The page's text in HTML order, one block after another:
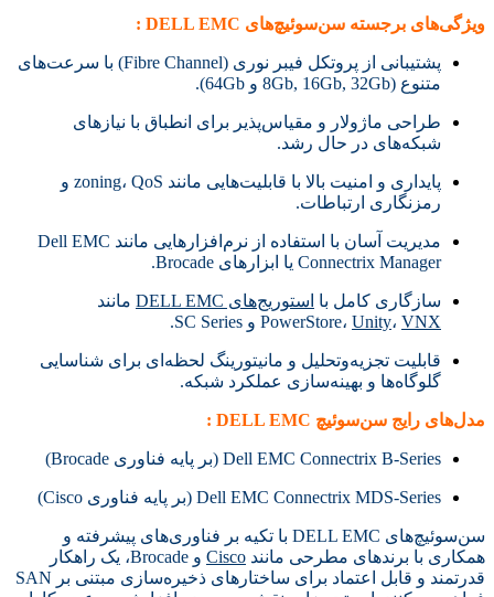
ویژگی‌های برجسته سن‌سوئیچ‌های DELL EMC :
پشتیبانی از پروتکل فیبر نوری (Fibre Channel) با سرعت‌های
متنوع (8Gb, 16Gb, 32Gb و 64Gb).
طراحی ماژولار و مقیاس‌پذیر برای انطباق با نیازهای
شبکه‌های در حال رشد.
پایداری و امنیت بالا با قابلیت‌هایی مانند zoning، QoS و
رمزنگاری ارتباطات.
مدیریت آسان با استفاده از نرم‌افزارهایی مانند Dell EMC
Connectrix Manager یا ابزارهای Brocade.
سازگاری کامل با استوریج‌های DELL EMC
مانند
PowerStore، Unity، VNX و SC Series.
قابلیت تجزیه‌وتحلیل و مانیتورینگ لحظه‌ای برای شناسایی
گلوگاه‌ها و بهینه‌سازی عملکرد شبکه.
مدل‌های رایج سن‌سوئیچ DELL EMC :
Dell EMC Connectrix B-Series (بر پایه فناوری Brocade)
Dell EMC Connectrix MDS-Series (بر پایه فناوری Cisco)
سن‌سوئیچ‌های DELL EMC با تکیه بر فناوری‌های پیشرفته و
همکاری با برندهای مطرحی مانند Cisco
و Brocade، یک راهکار
قدرتمند و قابل اعتماد برای ساختارهای ذخیره‌سازی مبتنی بر SAN